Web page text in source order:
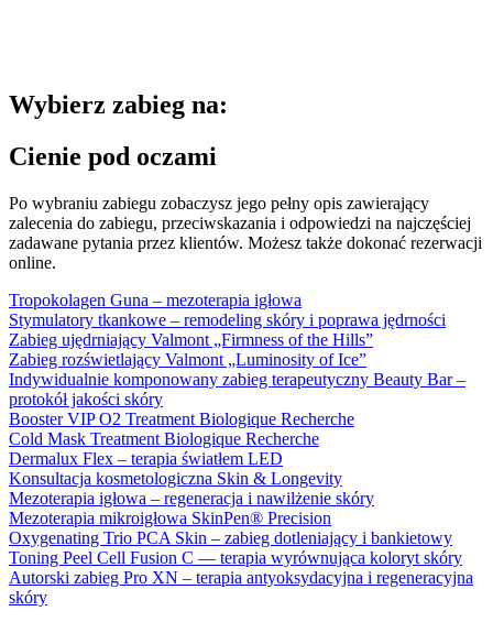
Wybierz zabieg na:
Cienie pod oczami
Po wybraniu zabiegu zobaczysz jego pełny opis zawierający
zalecenia do zabiegu, przeciwskazania i odpowiedzi na najczęściej
zadawane pytania przez klientów. Możesz także dokonać rezerwacji
online.
Tropokolagen Guna – mezoterapia igłowa
Stymulatory tkankowe – remodeling skóry i poprawa jędrności
Zabieg ujędrniający Valmont „Firmness of the Hills”
Zabieg rozświetlający Valmont „Luminosity of Ice”
Indywidualnie komponowany zabieg terapeutyczny Beauty Bar –
protokół jakości skóry
Booster VIP O2 Treatment Biologique Recherche
Cold Mask Treatment Biologique Recherche
Dermalux Flex – terapia światłem LED
Konsultacja kosmetologiczna Skin & Longevity
Mezoterapia igłowa – regeneracja i nawilżenie skóry
Mezoterapia mikroigłowa SkinPen® Precision
Oxygenating Trio PCA Skin – zabieg dotleniający i bankietowy
Toning Peel Cell Fusion C — terapia wyrównująca koloryt skóry
Autorski zabieg Pro XN – terapia antyoksydacyjna i regeneracyjna
skóry